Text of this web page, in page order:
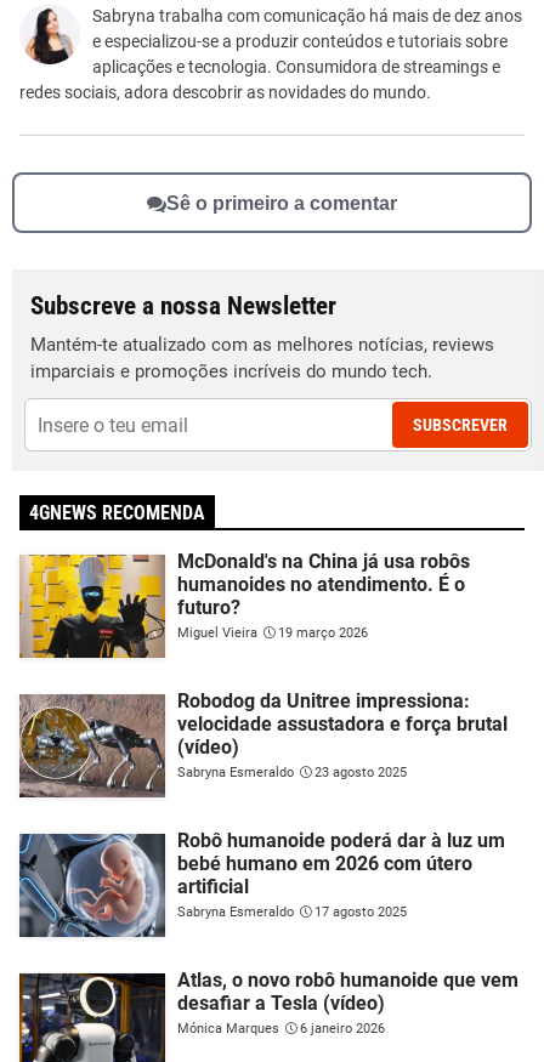
Este conteúdo não tem a informação que procuro
Outro
Sabryna trabalha com comunicação há mais de dez anos
e especializou-se a produzir conteúdos e tutoriais sobre
aplicações e tecnologia. Consumidora de streamings e
redes sociais, adora descobrir as novidades do mundo.
Sê o primeiro a comentar
Subscreve a nossa Newsletter
Mantém-te atualizado com as melhores notícias, reviews
imparciais e promoções incríveis do mundo tech.
SUBSCREVER
4GNEWS RECOMENDA
McDonald's na China já usa robôs
humanoides no atendimento. É o
futuro?
Miguel Vieira 19 março 2026
Robodog da Unitree impressiona:
velocidade assustadora e força brutal
(vídeo)
Sabryna Esmeraldo 23 agosto 2025
Robô humanoide poderá dar à luz um
bebé humano em 2026 com útero
artificial
Sabryna Esmeraldo 17 agosto 2025
Atlas, o novo robô humanoide que vem
desafiar a Tesla (vídeo)
Mónica Marques 6 janeiro 2026